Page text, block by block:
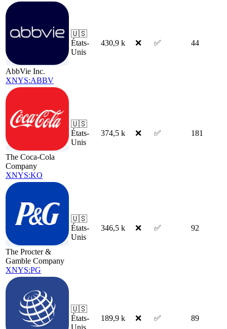
AbbVie Inc.
XNYS:ABBV
🇺🇸
États-
Unis
430,9 k ❌ ✅ 44
The Coca-Cola
Company
XNYS:KO
🇺🇸
États-
Unis
374,5 k ❌ ✅ 181
The Procter &
Gamble Company
XNYS:PG
🇺🇸
États-
Unis
346,5 k ❌ ✅ 92
🇺🇸
États-
Unis
189,9 k ❌ ✅ 89